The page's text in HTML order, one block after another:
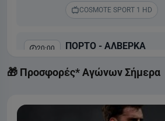
COSMOTE SPORT 1 HD
20:00 ΠΟΡΤΟ - ΑΛΒΕΡΚΑ
COSMOTE SPORT 2 HD
ΜΠΕΝΦΙΚΑ -
🎁 Προσφορές* Αγώνων Σήμερα